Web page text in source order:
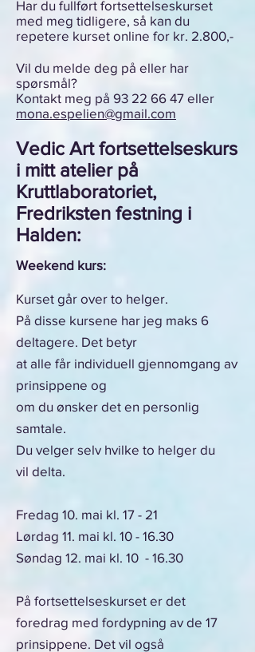
Har du fullført fortsettelseskurset
med meg tidligere, så kan du
repetere kurset online for kr. 2.800,-
Vil du melde deg på eller har
spørsmål?
Kontakt meg på 93 22 66 47 eller
mona.espelien@gmail.com
Vedic Art fortsettelseskurs
i mitt atelier på
Kruttlaboratoriet,
Fredriksten festning i
Halden:
Weekend kurs:
Kurset går over to helger.
På disse kursene har jeg maks 6
deltagere. Det betyr
at alle får individuell gjennomgang av
prinsippene og
om du ønsker det en personlig
samtale.
Du velger selv hvilke to helger du
vil delta.
Fredag 10. mai kl. 17 - 21
Lørdag 11. mai kl. 10 - 16.30
Søndag 12. mai kl. 10 - 16.30
På fortsettelseskurset er det
foredrag med fordypning av de 17
prinsippene. Det vil også